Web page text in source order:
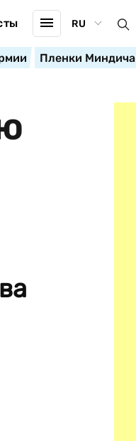
RU
Пленки Миндича